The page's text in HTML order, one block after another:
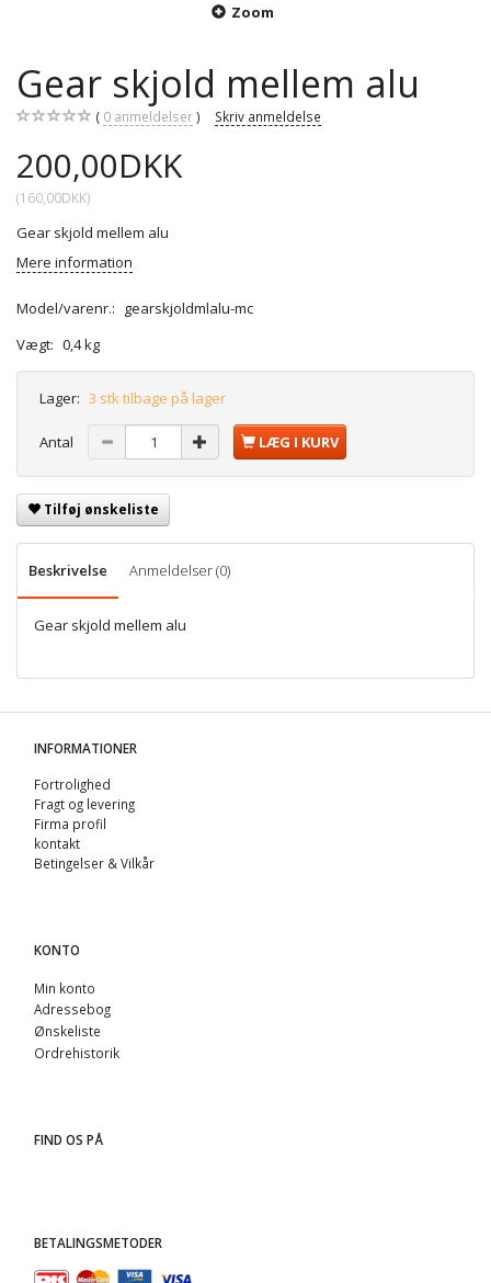
Zoom
Gear skjold mellem alu
0 anmeldelser Skriv anmeldelse
200,00DKK
(160,00DKK)
Gear skjold mellem alu
Mere information
Model/varenr.: gearskjoldmlalu-mc
Vægt: 0,4 kg
Lager: 3 stk tilbage på lager
Antal LÆG I KURV
Tilføj ønskeliste
Beskrivelse Anmeldelser (0)
Gear skjold mellem alu
INFORMATIONER
Fortrolighed
Fragt og levering
Firma profil
kontakt
Betingelser & Vilkår
KONTO
Min konto
Adressebog
Ønskeliste
Ordrehistorik
FIND OS PÅ
BETALINGSMETODER